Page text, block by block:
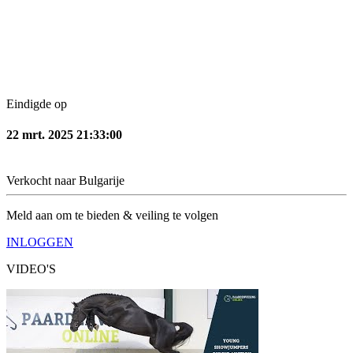
Eindigde op
22 mrt. 2025 21:33:00
Verkocht naarBulgarije
Meld aan om te bieden & veiling te volgen
INLOGGEN
VIDEO'S